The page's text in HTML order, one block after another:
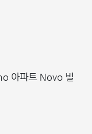
아파트 Novo 빌